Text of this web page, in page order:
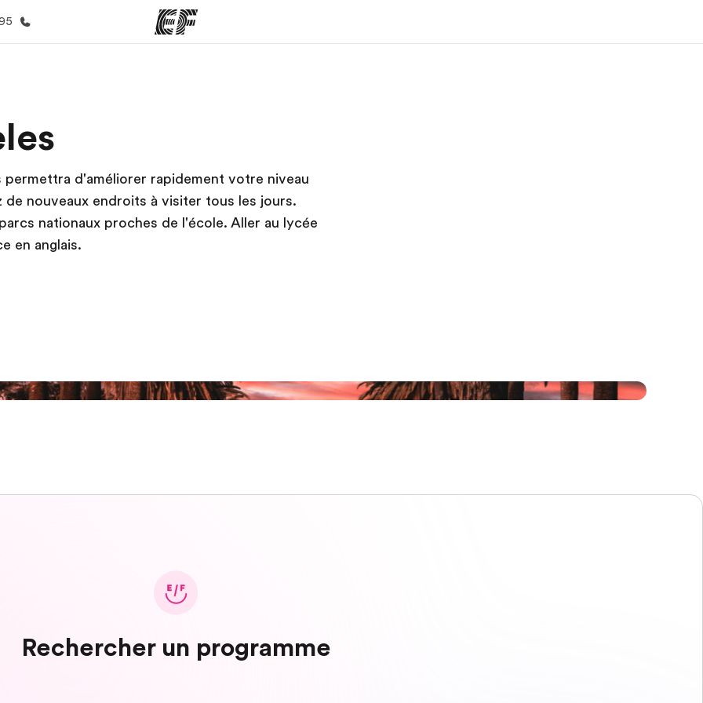
permettra d'améliorer rapidement votre niveau
de nouveaux endroits à visiter tous les jours.
nationaux proches de l'école. Aller au lycée
en anglais.
Rechercher un programme